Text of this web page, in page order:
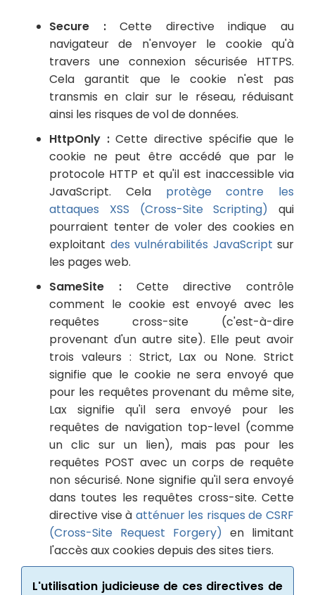
Secure :Cette directive indique au
navigateur de n'envoyer le cookie qu'à
travers une connexion sécurisée HTTPS.
Cela garantit que le cookie n'est pas
transmis en clair sur le réseau, réduisant
ainsi les risques de vol de données.
HttpOnly :Cette directive spécifie que le
cookie ne peut être accédé que par le
protocole HTTP et qu'il est inaccessible via
JavaScript. Cela protège contre les
attaques XSS (Cross-Site Scripting) qui
pourraient tenter de voler des cookies en
exploitant des vulnérabilités JavaScript sur
les pages web.
SameSite :Cette directive contrôle
comment le cookie est envoyé avec les
requêtes cross-site (c'est-à-dire
provenant d'un autre site). Elle peut avoir
trois valeurs : Strict, Lax ou None. Strict
signifie que le cookie ne sera envoyé que
pour les requêtes provenant du même site,
Lax signifie qu'il sera envoyé pour les
requêtes de navigation top-level (comme
un clic sur un lien), mais pas pour les
requêtes POST avec un corps de requête
non sécurisé. None signifie qu'il sera envoyé
dans toutes les requêtes cross-site. Cette
directive vise à atténuer les risques de CSRF
(Cross-Site Request Forgery) en limitant
l'accès aux cookies depuis des sites tiers.
L'utilisation judicieuse de ces directives de